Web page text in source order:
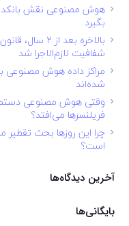
هوش مصنوعی نقش بانکدار
بگیرد
بالاخره بعد
شفافیت لازم‌الاجرا شد
مراکز داده هوش مصنوعی
شده‌اند
وقتی هوش مصنوعی
فریلنسرها می‌افتد؟
چرا این روزها بحث
است؟
آخرین دیدگاه‌ها
بایگانی‌ها